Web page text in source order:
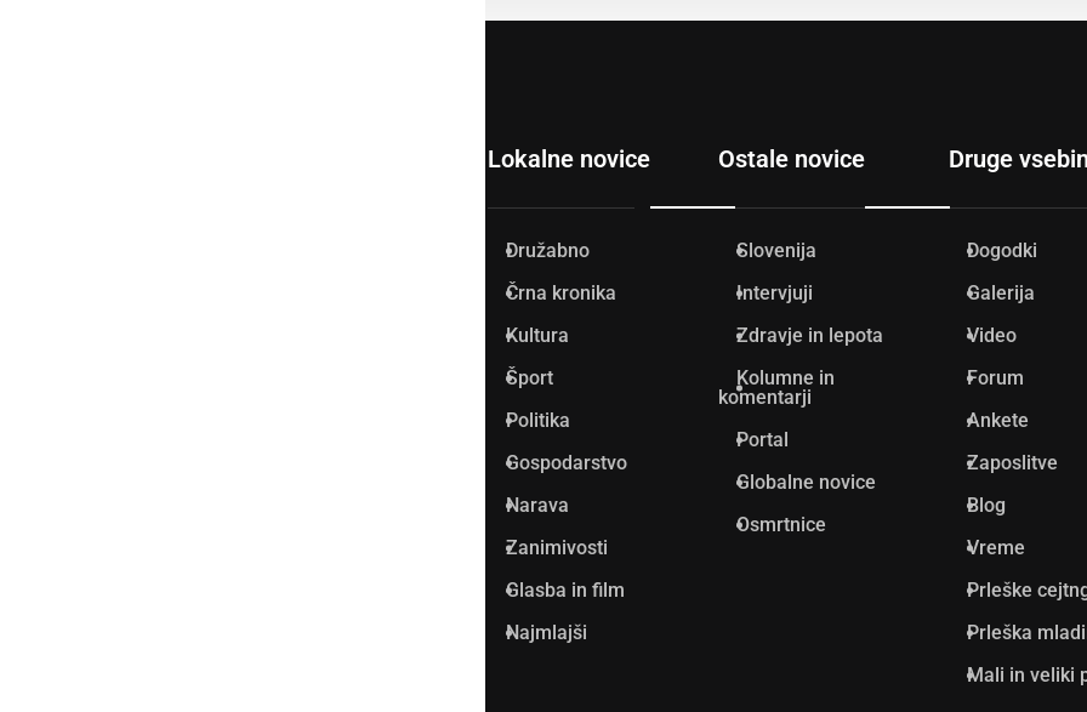
Lokalne novice
Družabno
Črna kronika
Kultura
Šport
Politika
Gospodarstvo
Narava
Zanimivosti
Glasba in film
Najmlajši
Ostale novice
Slovenija
Intervjuji
Zdravje in lepota
Kolumne in
komentarji
Portal
Globalne novice
Osmrtnice
Druge
Dogodki
Galerija
Video
Forum
Ankete
Zaposlitve
Blog
Vreme
Prleške
Prleška
Mali in veliki